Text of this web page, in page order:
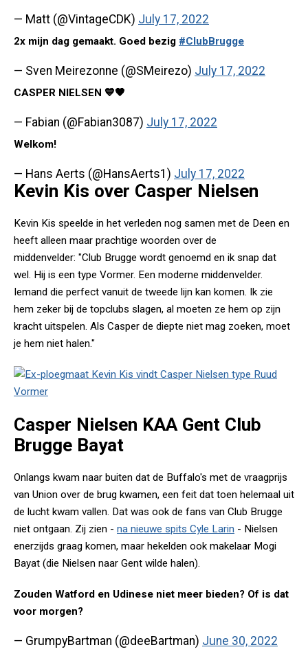
— Matt (@VintageCDK) July 17, 2022
2x mijn dag gemaakt. Goed bezig #ClubBrugge
— Sven Meirezonne (@SMeirezo) July 17, 2022
CASPER NIELSEN 💙🖤
— Fabian (@Fabian3087) July 17, 2022
Welkom!
— Hans Aerts (@HansAerts1) July 17, 2022
Kevin Kis over Casper Nielsen
Kevin Kis speelde in het verleden nog samen met de Deen en
heeft alleen maar prachtige woorden over de
middenvelder: "Club Brugge wordt genoemd en ik snap dat
wel. Hij is een type Vormer. Een moderne middenvelder.
Iemand die perfect vanuit de tweede lijn kan komen. Ik zie
hem zeker bij de topclubs slagen, al moeten ze hem op zijn
kracht uitspelen. Als Casper de diepte niet mag zoeken, moet
je hem niet halen."
Casper Nielsen KAA Gent Club
Brugge Bayat
Onlangs kwam naar buiten dat de Buffalo's met de vraagprijs
van Union over de brug kwamen, een feit dat toen helemaal uit
de lucht kwam vallen. Dat was ook de fans van Club Brugge
niet ontgaan. Zij zien - na nieuwe spits Cyle Larin - Nielsen
enerzijds graag komen, maar hekelden ook makelaar Mogi
Bayat (die Nielsen naar Gent wilde halen).
Zouden Watford en Udinese niet meer bieden? Of is dat
voor morgen?
— GrumpyBartman (@deeBartman) June 30, 2022